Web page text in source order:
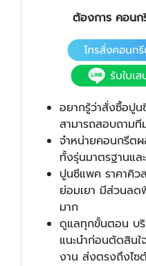
ต้องการ คอนก
อยากรู้ว่าสั่งซื้อปูน
สามารถสอบถามที
จำหน่ายคอนกรีตผ
ทั้งรุ่นมาตรฐานแล
ปูนซีแพค ราคาคิว
ย่อมเยา มีส่วนลด
มาก
ดูแลทุกขั้นตอน บริ
แนะนำก่อนตัดสิน
งาน ส่งตรงถึงไซ